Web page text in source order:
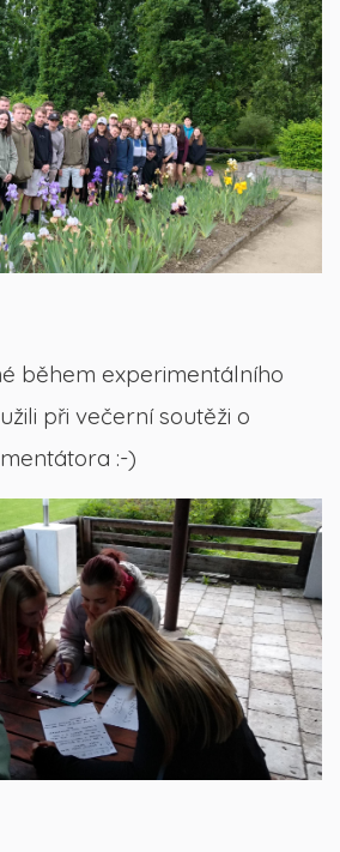
během experimentálního
při večerní soutěži o
:-)